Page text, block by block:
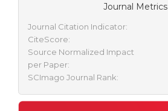
Journal Metrics
Journal Citation Indicator:
CiteScore:
Source Normalized Impact
per Paper:
SCImago Journal Rank: